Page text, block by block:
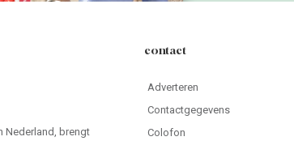
Nederland, brengt
contact
Adverteren
Contactgegevens
Colofon